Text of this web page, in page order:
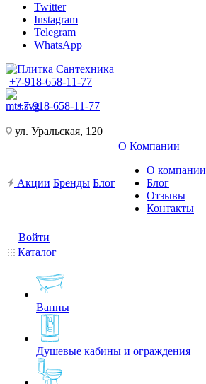
Twitter
Instagram
Telegram
WhatsApp
+7-918-658-11-77
+7-918-658-11-77
ул. Уральская, 120
Акции Бренды Блог
О Компании
О компании
Блог
Отзывы
Контакты
Войти
Каталог
Ванны
Душевые кабины и ограждения